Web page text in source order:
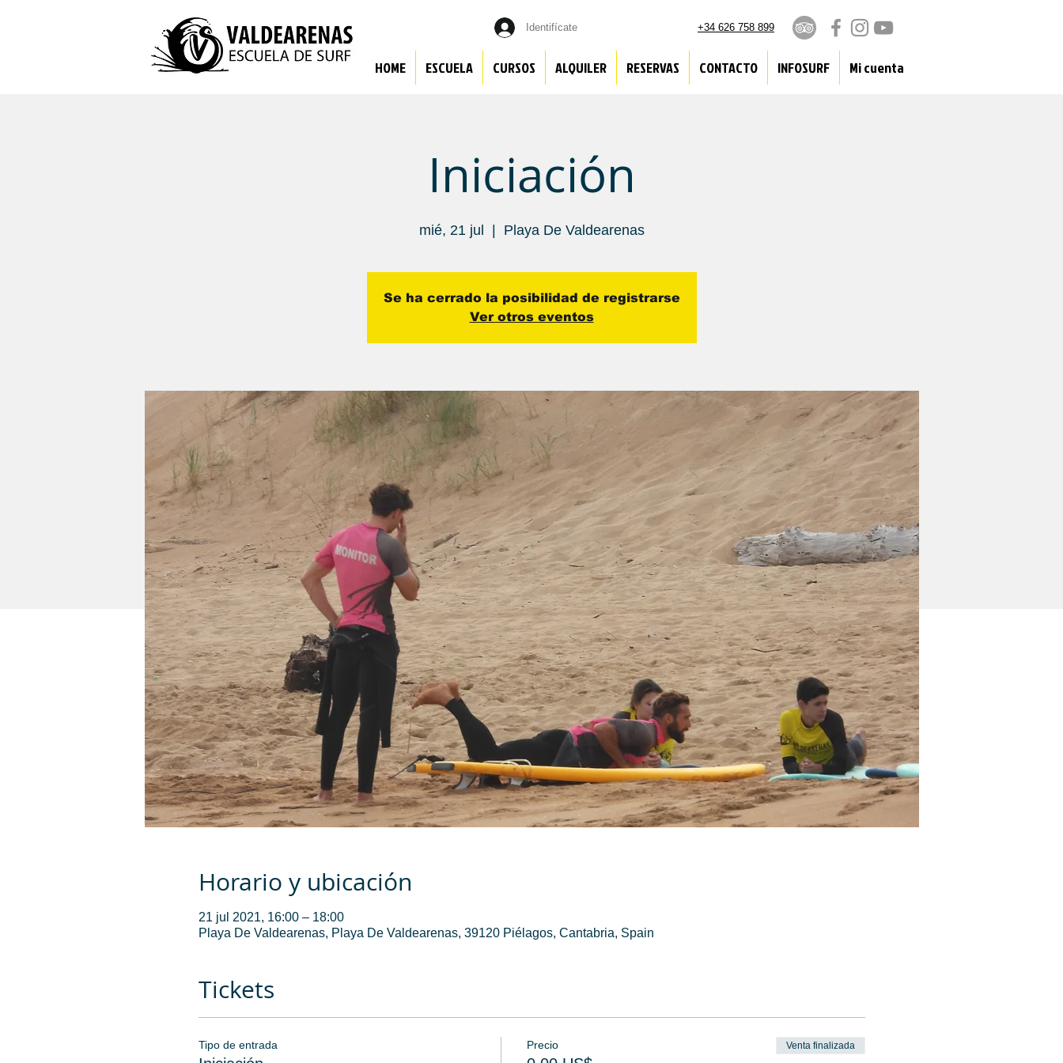
Identifícate +34 626 758 899
HOME ESCUELA CURSOS ALQUILER RESERVAS CONTACTO INFOSURF Mi cuenta
Iniciación
mié, 21 jul Playa De Valdearenas
Se ha cerrado la posibilidad de registrarse
Ver otros eventos
Horario y ubicación
21 jul 2021, 16:00 – 18:00
Playa De Valdearenas, Playa De Valdearenas, 39120 Piélagos, Cantabria, Spain
Tickets
Tipo de entrada Precio Venta finalizada